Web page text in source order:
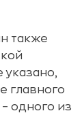
также
указано,
главного
одного из